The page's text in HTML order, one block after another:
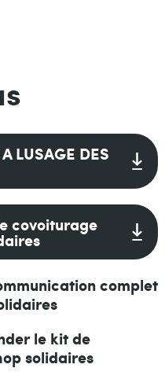
LUSAGE DES
covoiturage
complet
le kit de
solidaires